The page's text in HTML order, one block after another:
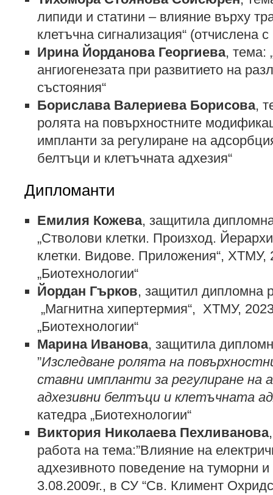
липиди и статини – влияние върху
клетъчна сигнализация“ (отчислена
Ирина Йорданова Георгиева, тема:
ангиогенезата при развитието на
състояния“
Борислава Валериева Борисова,
ролята на повърхностните
импланти за регулиране на
белтъци и клетъчната адхезия“
Дипломанти
Емилия Кожева, защитила
„Стволови клетки. Произход.
клетки. Видове. Приложения“, ХТМУ,
„Биотехнологии“
Йордан Гърков, защитил дипломна
„Магнитна хипертермия“, ХТМУ,
„Биотехнологии“
Марина Иванова, защитила
”Изследване ролята на
ставни импланти за регулиране на
адхезивни белтъци и клетъчната
катедра „Биотехнологии“
Виктория Николаева Пехливанова
работа на тема:”Влияние на
адхезивното поведение на туморни и
3.08.2009г., в СУ “Св. Климент